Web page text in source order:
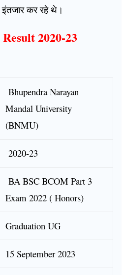
इंतजार कर रहे थे।
2020-23
Bhupendra Narayan
Mandal University
(BNMU)
2020-23
BA BSC BCOM Part 3
Exam 2022 ( Honors)
Graduation UG
15 September 2023